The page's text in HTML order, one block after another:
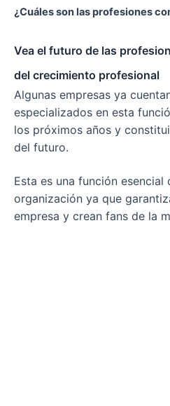
¿Cuáles son las profesiones
Vea el futuro de las
del crecimiento profesional
Algunas empresas ya
especializados en esta
los próximos años y
del futuro.
Esta es una función esencial
organización ya que
empresa y crean fans de la